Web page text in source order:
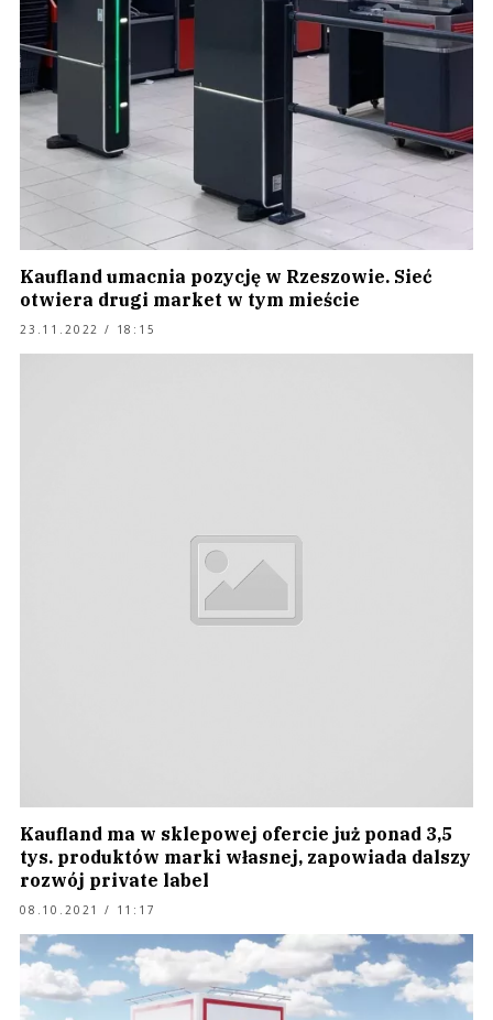
Kaufland umacnia pozycję w Rzeszowie. Sieć
otwiera drugi market w tym mieście
23.11.2022 / 18:15
Kaufland ma w sklepowej ofercie już ponad 3,5
tys. produktów marki własnej, zapowiada dalszy
rozwój private label
08.10.2021 / 11:17